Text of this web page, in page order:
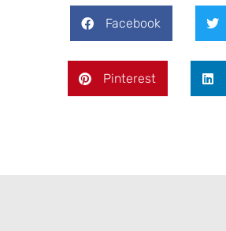
Facebook
Pinterest